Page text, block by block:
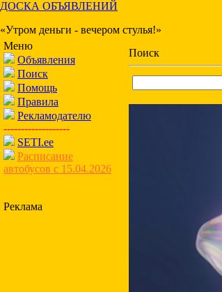
ДОСКА ОБЪЯВЛЕНИЙ
«Утром деньги - вечером стулья!»
Меню
Объявления
Поиск
Помощь
Правила
Рекламодателю
-------------------
SETI.ee
Расписание
автобусов с 15.04.2026
Реклама
Поиск